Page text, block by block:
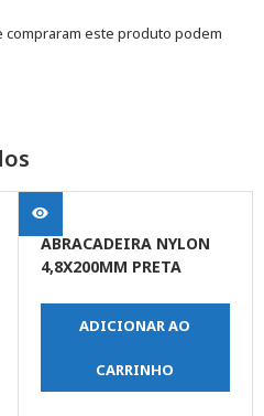
este produto podem
ABRACADEIRA NYLON
4,8X200MM PRETA
ADICIONAR AO
CARRINHO